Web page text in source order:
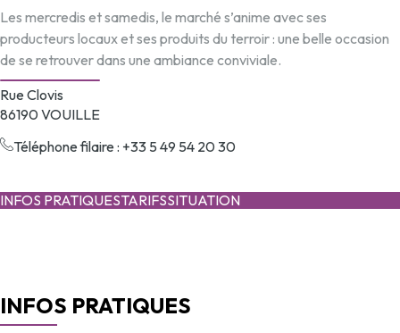
Les mercredis et samedis, le marché s’anime avec ses
producteurs locaux et ses produits du terroir : une belle occasion
de se retrouver dans une ambiance conviviale.
Rue Clovis
86190 VOUILLE
Téléphone filaire : +33 5 49 54 20 30
INFOS PRATIQUESTARIFSSITUATION
INFOS PRATIQUES